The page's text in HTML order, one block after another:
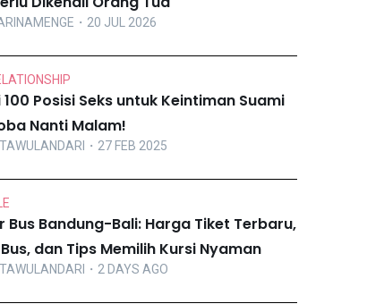
・20 JUL 2026
Posisi Seks untuk Keintiman Suami
Nanti Malam!
・27 FEB 2025
Bus Bandung-Bali: Harga Tiket Terbaru,
dan Tips Memilih Kursi Nyaman
・2 DAYS AGO